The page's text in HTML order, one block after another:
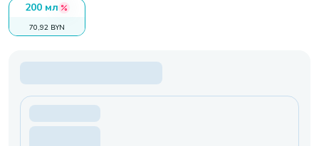
200 мл
70,92 BYN